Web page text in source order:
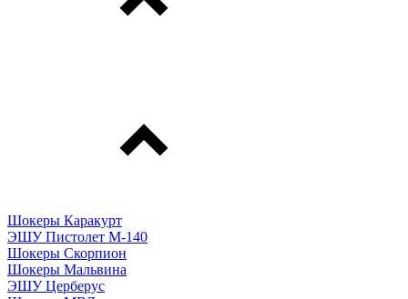
Шокеры Каракурт
ЭШУ Пистолет М-140
Шокеры Скорпион
Шокеры Мальвина
ЭШУ Церберус